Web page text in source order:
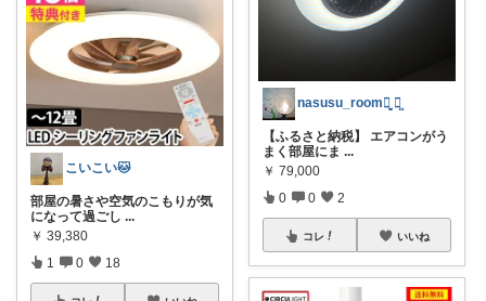
こいこい🐱
部屋の暑さや空気のこもりが気
になって過ごし ...
￥ 39,380
1 0 18
nasusu_roomꪔ̤̥‎ ꪔ̤̮
【ふるさと納税】 エアコンがう
まく部屋にま ...
￥ 79,000
0 0 2
コレ いいね